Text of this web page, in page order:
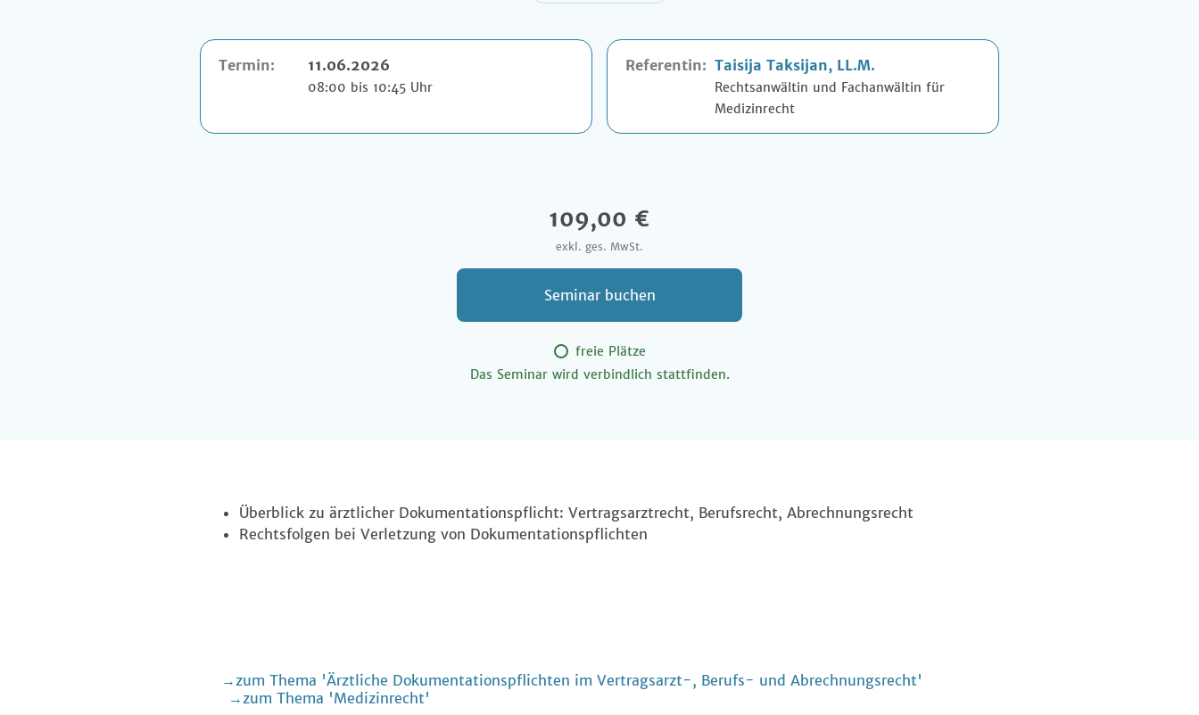
Termin: 11.06.2026
08:00 bis 10:45 Uhr
Referentin: Taisija Taksijan, LL.M.
Rechtsanwältin und Fachanwältin für
Medizinrecht
109,00 €
exkl. ges. MwSt.
Seminar buchen
freie Plätze
Das Seminar wird verbindlich stattfinden.
Überblick zu ärztlicher Dokumentationspflicht: Vertragsarztrecht, Berufsrecht, Abrechnungsrecht
Rechtsfolgen bei Verletzung von Dokumentationspflichten
zum Thema 'Ärztliche Dokumentationspflichten im Vertragsarzt-, Berufs- und Abrechnungsrecht'
zum Thema 'Medizinrecht'